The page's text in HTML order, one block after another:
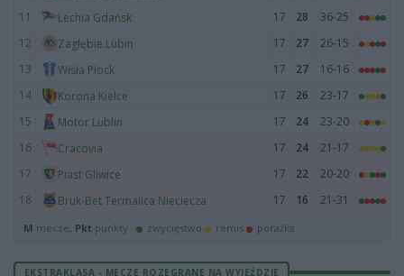
11
Lechia Gdańsk 17 28
36-25
12
Zagłębie Lubin 17 27
26-15
13
Wisła Płock 17 27
16-16
14
Korona Kielce 17 26
23-17
15
Motor Lublin 17 24
23-20
16
Cracovia 17 24
21-17
17
Piast Gliwice 17 22
20-20
18
Bruk-Bet Termalica Nieciecza 17 16 21-31
M mecze, Pkt punkty · zwycięstwo remis porażka
EKSTRAKLASA - MECZE ROZEGRANE NA WYJEŹDZIE